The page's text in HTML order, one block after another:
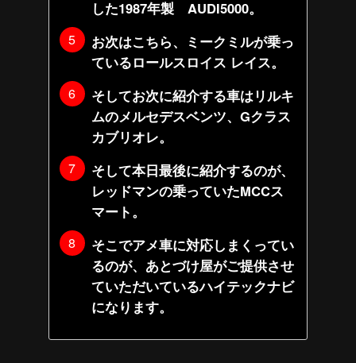
した1987年製 AUDI5000。
お次はこちら、ミークミルが乗っ
ているロールスロイス レイス。
そしてお次に紹介する車はリルキ
ムのメルセデスベンツ、Gクラス
カブリオレ。
そして本日最後に紹介するのが、
レッドマンの乗っていたMCCス
マート。
そこでアメ車に対応しまくってい
るのが、あとづけ屋がご提供させ
ていただいているハイテックナビ
になります。